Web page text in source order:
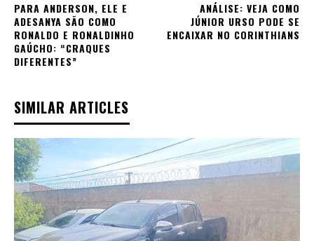
PARA ANDERSON, ELE E
ADESANYA SÃO COMO
RONALDO E RONALDINHO
GAÚCHO: “CRAQUES
DIFERENTES”
ANÁLISE: VEJA COMO
JÚNIOR URSO PODE SE
ENCAIXAR NO CORINTHIANS
SIMILAR ARTICLES